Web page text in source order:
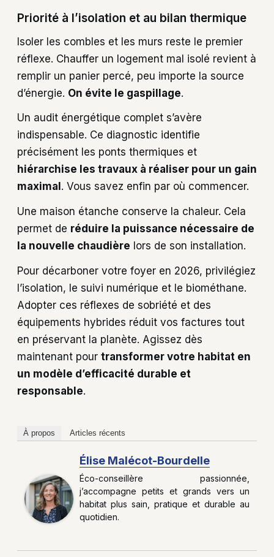
Priorité à l’isolation et au bilan thermique
Isoler les combles et les murs reste le premier
réflexe. Chauffer un logement mal isolé revient à
remplir un panier percé, peu importe la source
d’énergie. On évite le gaspillage.
Un audit énergétique complet s’avère
indispensable. Ce diagnostic identifie
précisément les ponts thermiques et
hiérarchise les travaux à réaliser pour un gain
maximal . Vous savez enfin par où commencer.
Une maison étanche conserve la chaleur. Cela
permet de réduire la puissance nécessaire de
la nouvelle chaudière lors de son installation.
Pour décarboner votre foyer en 2026, privilégiez
l’isolation, le suivi numérique et le biométhane.
Adopter ces réflexes de sobriété et des
équipements hybrides réduit vos factures tout
en préservant la planète. Agissez dès
maintenant pour transformer votre habitat en
un modèle d’efficacité durable et
responsable.
À propos Articles récents
Élise Malécot-Bourdelle
Éco-conseillère passionnée,
j’accompagne petits et grands vers un
habitat plus sain, pratique et durable au
quotidien.